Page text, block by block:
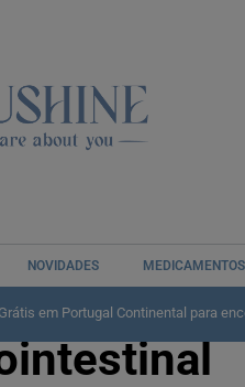
NOVIDADES MEDICAMENTOS
em Portugal Continental para